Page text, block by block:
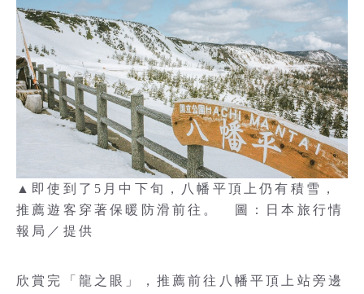
▲即使到了5月中下旬，八幡平頂上仍有積雪，
推薦遊客穿著保暖防滑前往。 圖：日本旅行情
報局／提供
欣賞完「龍之眼」，推薦前往八幡平頂上站旁邊